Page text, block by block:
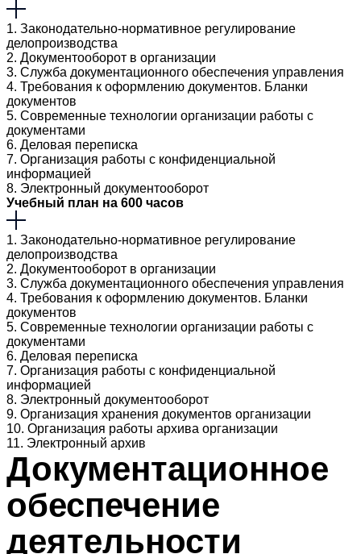
1. Законодательно-нормативное регулирование
делопроизводства
2. Документооборот в организации
3. Служба документационного обеспечения управления
4. Требования к оформлению документов. Бланки
документов
5. Современные технологии организации работы с
документами
6. Деловая переписка
7. Организация работы с конфиденциальной
информацией
8. Электронный документооборот
Учебный план на 600 часов
1. Законодательно-нормативное регулирование
делопроизводства
2. Документооборот в организации
3. Служба документационного обеспечения управления
4. Требования к оформлению документов. Бланки
документов
5. Современные технологии организации работы с
документами
6. Деловая переписка
7. Организация работы с конфиденциальной
информацией
8. Электронный документооборот
9. Организация хранения документов организации
10. Организация работы архива организации
11. Электронный архив
Документационное
обеспечение
деятельности